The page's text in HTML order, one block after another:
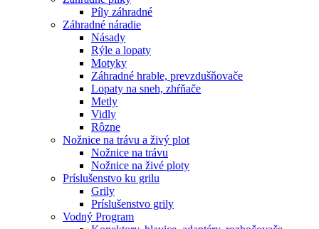
Píly záhradné
Záhradné náradie
Násady
Rýle a lopaty
Motyky
Záhradné hrable, prevzdušňovače
Lopaty na sneh, zhŕňače
Metly
Vidly
Rôzne
Nožnice na trávu a živý plot
Nožnice na trávu
Nožnice na živé ploty
Príslušenstvo ku grilu
Grily
Príslušenstvo grily
Vodný Program